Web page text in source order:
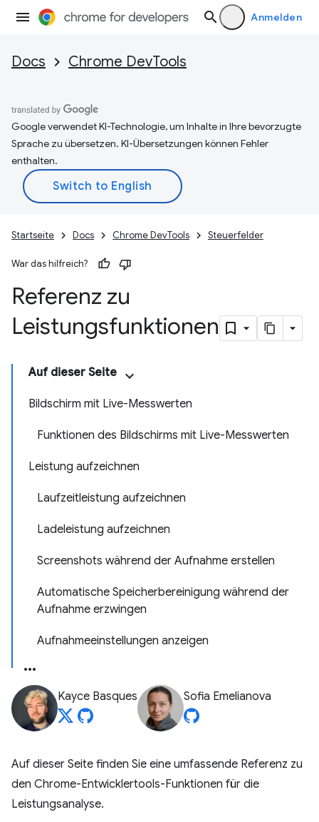
Anmelden
Docs Chrome DevTools
Google verwendet KI-Technologie, um Inhalte in Ihre bevorzugte
Sprache zu übersetzen. KI-Übersetzungen können Fehler
enthalten.
Startseite Docs Chrome DevTools Steuerfelder
War das hilfreich?
Referenz zu
Leistungsfunktionen
Auf dieser Seite
Bildschirm mit Live-Messwerten
Funktionen des Bildschirms mit Live-Messwerten
Leistung aufzeichnen
Laufzeitleistung aufzeichnen
Ladeleistung aufzeichnen
Screenshots während der Aufnahme erstellen
Automatische Speicherbereinigung während der
Aufnahme erzwingen
Aufnahmeeinstellungen anzeigen
Kayce Basques Sofia Emelianova
Auf dieser Seite finden Sie eine umfassende Referenz zu
den Chrome-Entwicklertools-Funktionen für die
Leistungsanalyse.